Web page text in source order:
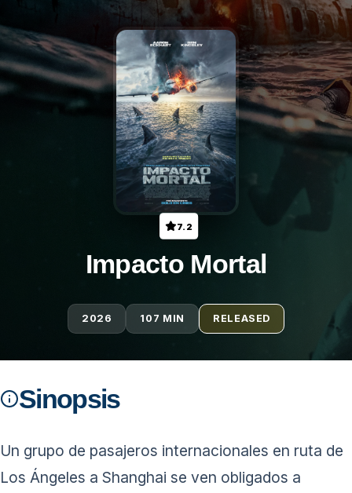
7.2
Impacto Mortal
2026 107 MIN RELEASED
Sinopsis
Un grupo de pasajeros internacionales en ruta de
Los Ángeles a Shanghai se ven obligados a